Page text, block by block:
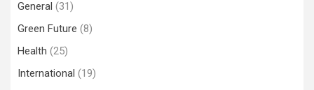
General (31)
Green Future (8)
Health (25)
International (19)